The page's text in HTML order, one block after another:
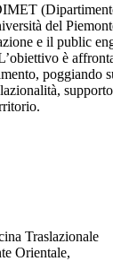
del
e il public
è
poggiando
Traslazionale
Orientale,